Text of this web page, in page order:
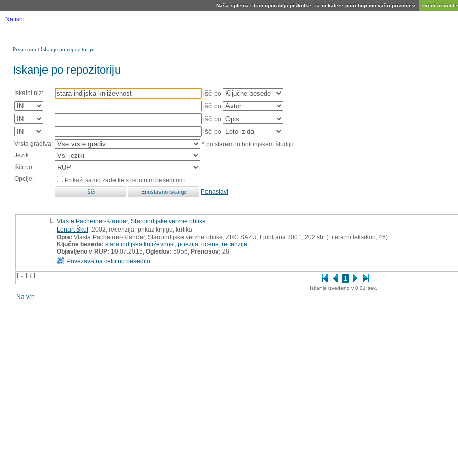
Naša spletna stran uporablja piškotke, za nekatere potrebujemo vašo privolitev. Uredi
Natisni
Prva stran /Iskanje po repozitoriju
Iskanje po repozitoriju
Iskalni niz:
išči po
išči po
išči po
išči po
Vrsta gradiva:
* po starem in bolonjskem študiju
Jezik:
Išči po:
Opcije:
Prikaži samo zadetke s celotnim besedilom
Ponastavi
1 - 1 / 1 1
1. Vlasta Pacheiner-Klander, Staroindijske verzne oblike
Lenart Škof, 2002, recenzija, prikaz knjige, kritika
Opis: Vlasta Pacheiner-Klander, Staroindijske verzne oblike, ZRC SAZU, Ljubljana 2001, 202 str. (Literarni leksikon, 46)
Ključne besede: stara indijska književnost, poezija ocene recenzije
Objavljeno v RUP: 10.07.2015; Ogledov: 5056; Prenosov: 28
Povezava na celotno besedilo
Iskanje izvedeno v 0.01 sek.
Na vrh